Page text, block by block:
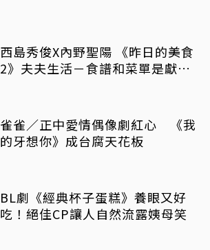
西島秀俊X內野聖陽 《昨日的美食
2》夫夫生活－食譜和菜單是獻給
雀雀／正中愛情偶像劇紅心 《我
的牙想你》成台腐天花板
BL劇《經典杯子蛋糕》養眼又好
吃！絕佳CP讓人自然流露姨母笑